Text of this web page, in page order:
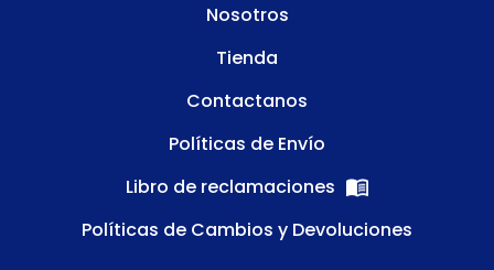
Nosotros
Tienda
Contactanos
Políticas de Envío
Libro de reclamaciones
Políticas de Cambios y Devoluciones